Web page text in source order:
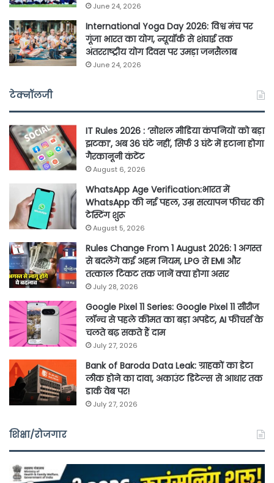
June 24, 2026
International Yoga Day 2026: विश्व मंच पर
गूंजा भारत का योग, न्यूयॉर्क से शंघाई तक
अंतरराष्ट्रीय योग दिवस पर उमड़ा जनसैलाब
June 24, 2026
टेक्नॉलजी
IT Rules 2026 : ‘सोशल मीडिया कंपनियों को बड़ा
झटका’, अब 36 घंटे नहीं, सिर्फ 3 घंटे में हटाना होगा
गैरकानूनी कंटेंट
August 6, 2026
WhatsApp Age Verification:भारत में
WhatsApp की नई पहल, उम्र सत्यापन फीचर की
टेस्टिंग शुरू
August 5, 2026
Rules Change From 1 August 2026: 1 अगस्त
से बदलेंगे कई अहम नियम, LPG से EMI और
तत्काल टिकट तक जानें क्या होगा असर
July 28, 2026
Google Pixel 11 Series: Google Pixel 11 सीरीज
लॉन्च से पहले कीमत का बड़ा अपडेट, AI फीचर्स के
चलते बढ़ सकते हैं दाम
July 27, 2026
Bank of Baroda Data Leak: ग्राहकों का डेटा
लीक होने का दावा, अकाउंट डिटेल्स से आधार तक
डार्क वेब पर!
July 27, 2026
शिक्षा/रोजगार